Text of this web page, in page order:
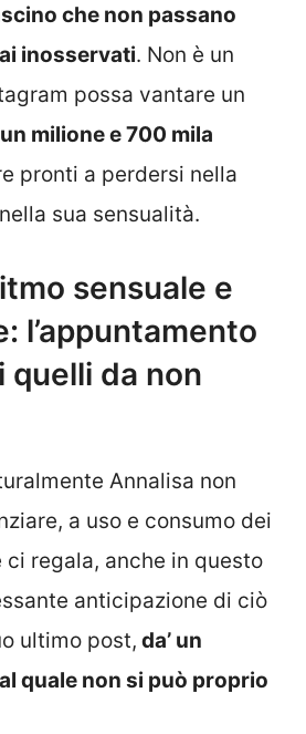
che non passano
inosservati. Non è un
possa vantare un
milione e 700 mila
pronti a perdersi nella
sua sensualità.
sensuale e
l’appuntamento
quelli da non
Annalisa non
a uso e consumo dei
regala, anche in questo
anticipazione di ciò
ultimo post, da’ un
quale non si può proprio